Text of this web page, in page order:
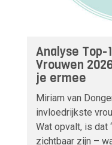
Analyse Top-
Vrouwen
je ermee
Miriam van
invloedrijkste
Wat opvalt, is dat
zichtbaar zijn –